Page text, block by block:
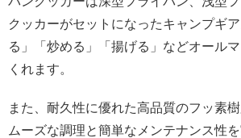
クッカーがセットになったキャンプギ
る」「炒める」「揚げる」などオール
くれます。
また、耐久性に優れた高品質のフッ素
ムーズな調理と簡単なメンテナンス性